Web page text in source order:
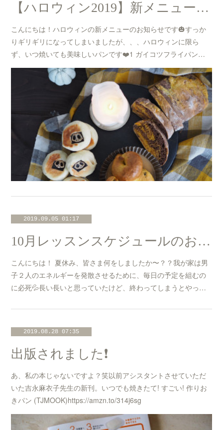
【ハロウィン2019】新メニューのお知らせ☆
こんにちは！ハロウィンの新メニューのお知らせです🎃すっか
りギリギリになってしまいましたが、、、ハロウィンに限ら
ず、いつ焼いても美味しいパンです❤️1 ガイコツフライパン…
2019.09.05 01:17
10月レッスンスケジュールのお知らせ☆
こんにちは！ 夏休み、皆さま何をしましたか〜？？我が家は男
子２人のエネルギーを発散させるために、毎日の予定を組むの
に必死💦長い長いと思っていたけど、終わってしまうとやっ…
2019.08.28 07:35
出版されました❗️
あ、私の本じゃないですよ？笑以前アシスタントさせていただ
いた吉永麻衣子先生の新刊。いつでも焼きたて! すごい! 作りお
きパン (TJMOOK)https://amzn.to/314j6sg